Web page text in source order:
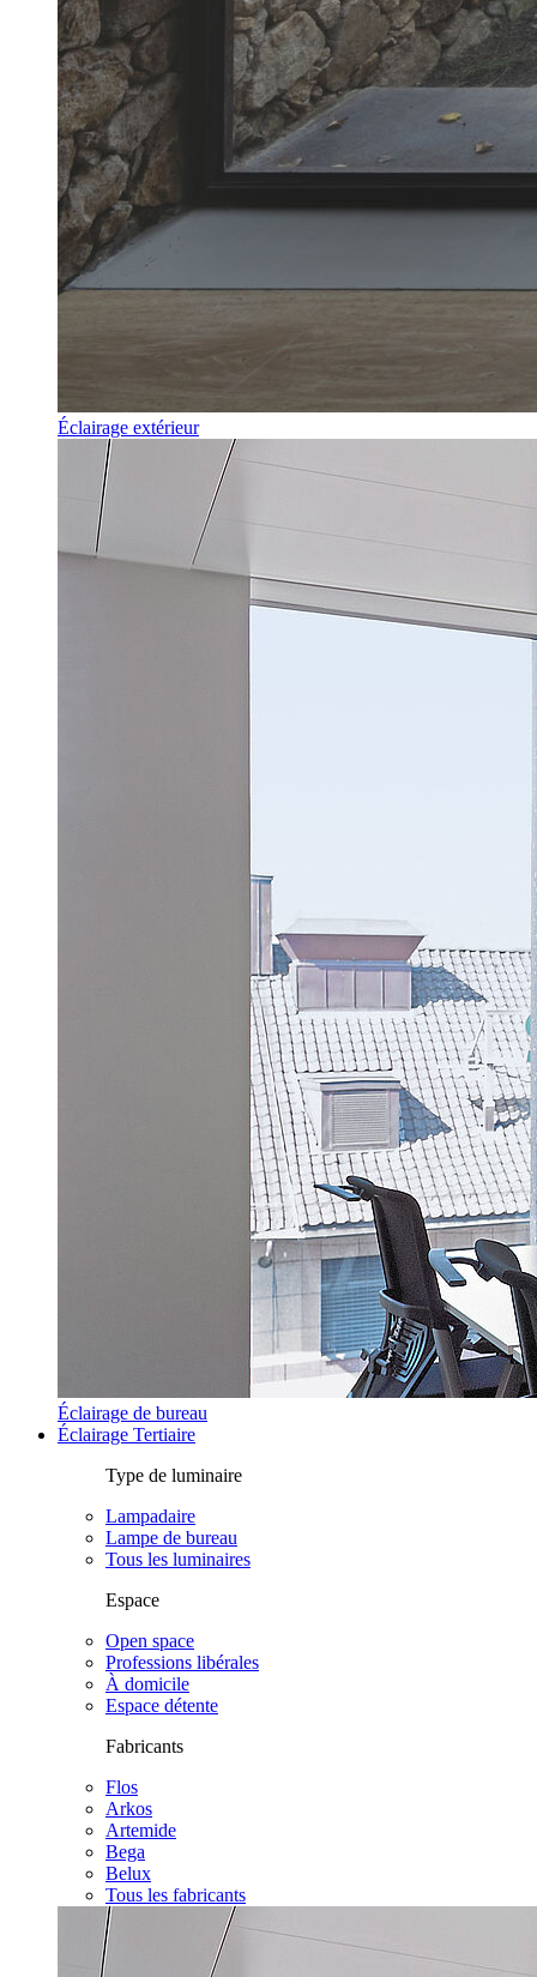
Éclairage extérieur
Éclairage de bureau
Éclairage Tertiaire
Type de luminaire
Lampadaire
Lampe de bureau
Tous les luminaires
Espace
Open space
Professions libérales
À domicile
Espace détente
Fabricants
Flos
Arkos
Artemide
Bega
Belux
Tous les fabricants